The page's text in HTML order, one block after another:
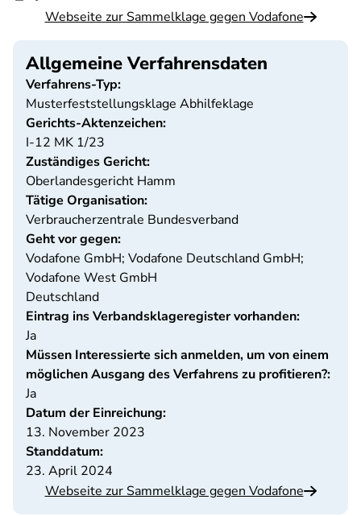
Webseite zur Sammelklage gegen Vodafone
Allgemeine Verfahrensdaten
Verfahrens-Typ:
Musterfeststellungsklage Abhilfeklage
Gerichts-Aktenzeichen:
I-12 MK 1/23
Zuständiges Gericht:
Oberlandesgericht Hamm
Tätige Organisation:
Verbraucherzentrale Bundesverband
Geht vor gegen:
Vodafone GmbH; Vodafone Deutschland GmbH;
Vodafone West GmbH
Deutschland
Eintrag ins Verbandsklageregister vorhanden:
Ja
Müssen Interessierte sich anmelden, um von einem
möglichen Ausgang des Verfahrens zu profitieren?:
Ja
Datum der Einreichung:
13. November 2023
Standdatum:
23. April 2024
Webseite zur Sammelklage gegen Vodafone